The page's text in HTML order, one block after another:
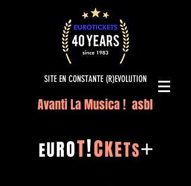
SITE EN CONSTANTE (R)EVOLUTION
Avanti La Musica ! asbl
EUROT!CKETS+